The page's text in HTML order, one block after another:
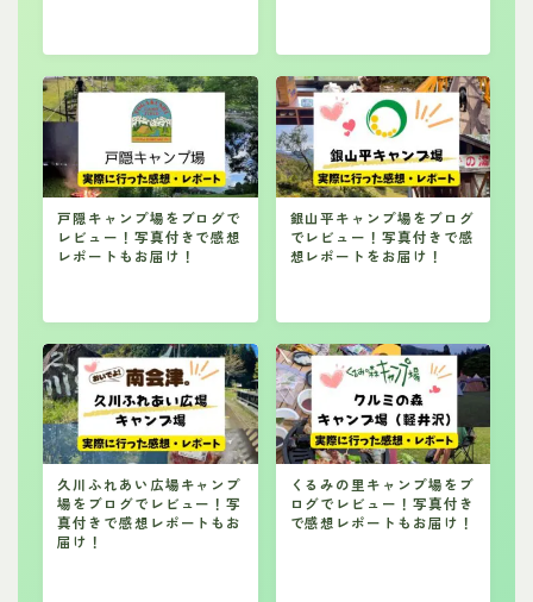
戸隠キャンプ場をブログで
レビュー！写真付きで感想
レポートもお届け！
銀山平キャンプ場をブログ
でレビュー！写真付きで感
想レポートをお届け！
久川ふれあい広場キャンプ
場をブログでレビュー！写
真付きで感想レポートもお
届け！
くるみの里キャンプ場をブ
ログでレビュー！写真付き
で感想レポートもお届け！